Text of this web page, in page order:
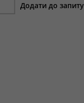
Додати до запиту